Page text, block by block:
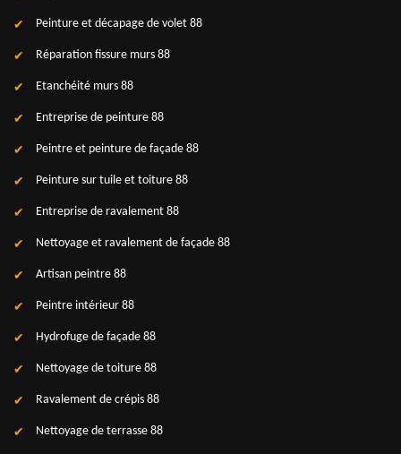
Peinture et décapage de volet 88
Réparation fissure murs 88
Etanchéité murs 88
Entreprise de peinture 88
Peintre et peinture de façade 88
Peinture sur tuile et toiture 88
Entreprise de ravalement 88
Nettoyage et ravalement de façade 88
Artisan peintre 88
Peintre intérieur 88
Hydrofuge de façade 88
Nettoyage de toiture 88
Ravalement de crépis 88
Nettoyage de terrasse 88